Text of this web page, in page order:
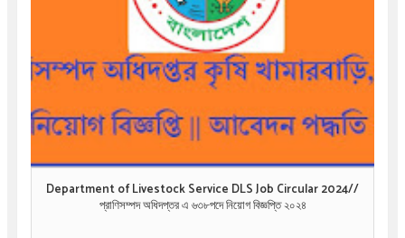
Department of Livestock Service DLS Job Circular 2024//
প্রাণিসম্পদ অধিদপ্তর এ ৬৩৮পদে নিয়োগ বিজ্ঞপ্তি ২০২৪